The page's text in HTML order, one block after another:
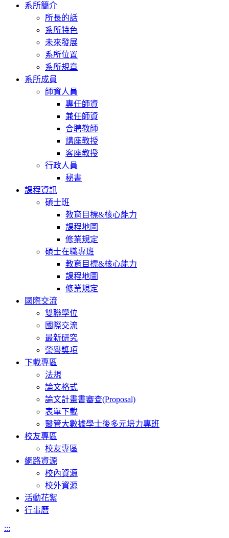
系所簡介
所長的話
系所特色
未來發展
系所位置
系所規章
系所成員
師資人員
專任師資
兼任師資
合聘教師
講座教授
客座教授
行政人員
秘書
課程資訊
碩士班
教育目標&核心能力
課程地圖
修業規定
碩士在職專班
教育目標&核心能力
課程地圖
修業規定
國際交流
雙聯學位
國際交流
最新研究
榮譽獎項
下載專區
法規
論文格式
論文計畫書審查(Proposal)
表單下載
醫管大數據學士後多元培力專班
校友專區
校友專區
網路資源
校內資源
校外資源
活動花絮
行事曆
:::